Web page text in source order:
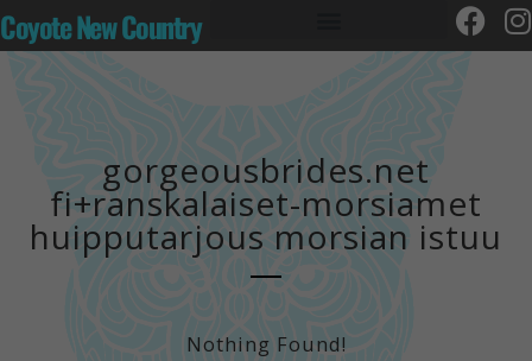
Coyote New Country
gorgeousbrides.net
fi+ranskalaiset-morsiamet
huipputarjous morsian istuu
Nothing Found!